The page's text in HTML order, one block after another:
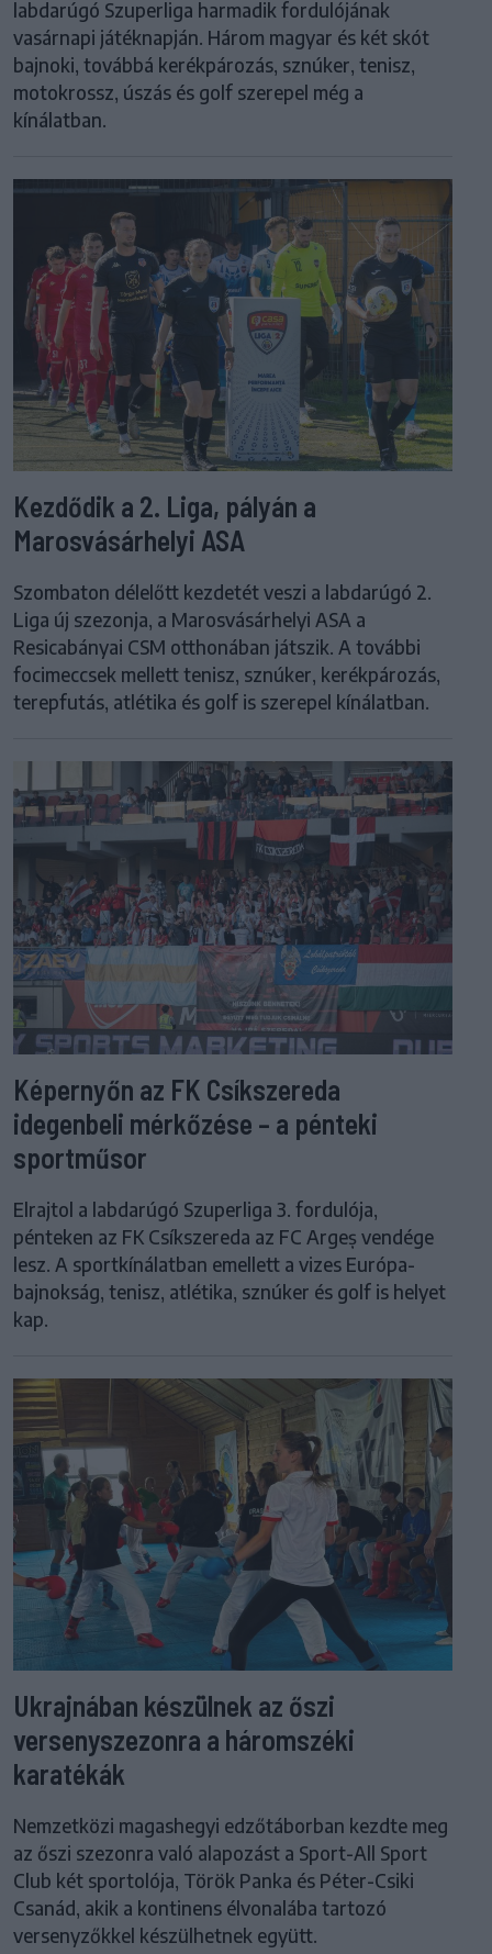
labdarúgó Szuperliga harmadik fordulójának
vasárnapi játéknapján. Három magyar és két skót
bajnoki, továbbá kerékpározás, sznúker, tenisz,
motokrossz, úszás és golf szerepel még a
kínálatban.
Kezdődik a 2. Liga, pályán a
Marosvásárhelyi ASA
Szombaton délelőtt kezdetét veszi a labdarúgó 2.
Liga új szezonja, a Marosvásárhelyi ASA a
Resicabányai CSM otthonában játszik. A további
focimeccsek mellett tenisz, sznúker, kerékpározás,
terepfutás, atlétika és golf is szerepel kínálatban.
Képernyőn az FK Csíkszereda
idegenbeli mérkőzése – a pénteki
sportműsor
Elrajtol a labdarúgó Szuperliga 3. fordulója,
pénteken az FK Csíkszereda az FC Argeș vendége
lesz. A sportkínálatban emellett a vizes Európa-
bajnokság, tenisz, atlétika, sznúker és golf is helyet
kap.
Ukrajnában készülnek az őszi
versenyszezonra a háromszéki
karatékák
Nemzetközi magashegyi edzőtáborban kezdte meg
az őszi szezonra való alapozást a Sport-All Sport
Club két sportolója, Török Panka és Péter-Csiki
Csanád, akik a kontinens élvonalába tartozó
versenyzőkkel készülhetnek együtt.